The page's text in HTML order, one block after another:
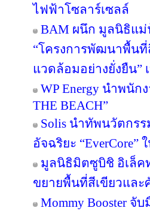
ไฟฟ้าโซลาร์เซลล์
BAM ผนึก มูลนิธิแม่
“โครงการพัฒนาพื้น
แวดล้อมอย่างยั่งยืน
WP Energy นำพนัก
THE BEACH”
Solis นำทัพนวัตกรร
อัจฉริยะ “EverCore”
มูลนิธิมิตซูบิชิ อิเล็ค
ขยายพื้นที่สีเขียวและ
Mommy Booster จั